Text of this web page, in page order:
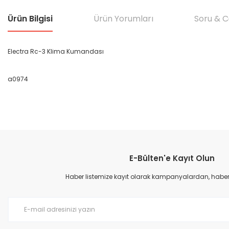
Ürün Bilgisi Ürün Yorumları Soru &
Electra Rc-3 Klima Kumandası
a0974
Ürün resmi kalitesiz, bozuk veya görüntülenemiyor.
Ürün açıklamasında eksik bilgiler bulunuyor.
E-Bülten'e Kayıt Olun
Haber listemize kayıt olarak kampanyalardan,